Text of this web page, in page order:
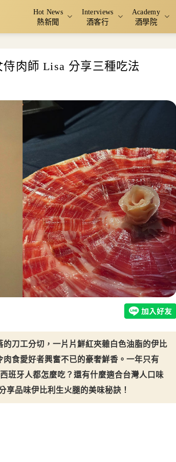
Hot News
熱新聞
Interviews
酒客行
Academy
酒學院
肉師 Lisa 分享三種吃法
刀工分切，一片片鮮紅夾雜白色油脂的伊比
食愛好者興奮不已的豪奢鮮香。一年只有
班牙人都怎麼吃？還有什麼適合台灣人口味
品味伊比利生火腿的美味秘訣！